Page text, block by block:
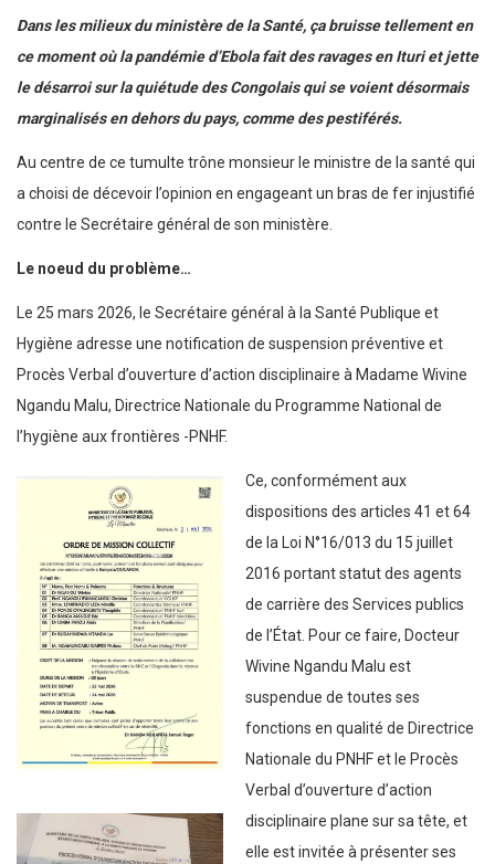
Dans les milieux du ministère de la Santé, ça bruisse tellement en
ce moment où la pandémie d’Ebola fait des ravages en Ituri et jette
le désarroi sur la quiétude des Congolais qui se voient désormais
marginalisés en dehors du pays, comme des pestiférés.
Au centre de ce tumulte trône monsieur le ministre de la santé qui
a choisi de décevoir l’opinion en engageant un bras de fer injustifié
contre le Secrétaire général de son ministère.
Le noeud du problème…
Le 25 mars 2026, le Secrétaire général à la Santé Publique et
Hygiène adresse une notification de suspension préventive et
Procès Verbal d’ouverture d’action disciplinaire à Madame Wivine
Ngandu Malu, Directrice Nationale du Programme National de
l’hygiène aux frontières -PNHF.
Ce, conformément aux
dispositions des articles 41 et 64
de la Loi N°16/013 du 15 juillet
2016 portant statut des agents
de carrière des Services publics
de l’État. Pour ce faire, Docteur
Wivine Ngandu Malu est
suspendue de toutes ses
fonctions en qualité de Directrice
Nationale du PNHF et le Procès
Verbal d’ouverture d’action
disciplinaire plane sur sa tête, et
elle est invitée à présenter ses